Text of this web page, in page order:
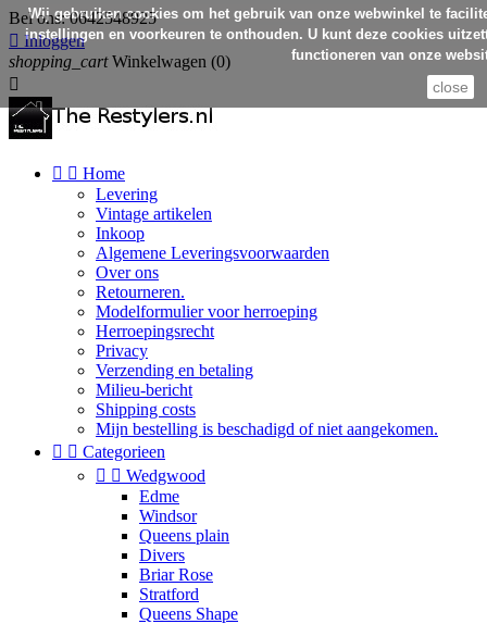
Bel ons:0642548925
 Inloggen
shopping_cart Winkelwagen (0)

  Home
Levering
Vintage artikelen
Inkoop
Algemene Leveringsvoorwaarden
Over ons
Retourneren.
Modelformulier voor herroeping
Herroepingsrecht
Privacy
Verzending en betaling
Milieu-bericht
Shipping costs
Mijn bestelling is beschadigd of niet aangekomen.
  Categorieen
  Wedgwood
Edme
Windsor
Queens plain
Divers
Briar Rose
Stratford
Queens Shape
Wij gebruiken cookies om het gebruik van onze webwinkel te
instellingen en voorkeuren te onthouden. U kunt deze cookies
functioneren van onze
close